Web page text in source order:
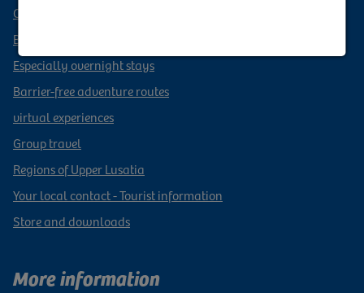
Camping & Caravanning
Book leisure experiences
Especially overnight stays
Barrier-free adventure routes
virtual experiences
Group travel
Regions of Upper Lusatia
Your local contact - Tourist information
Store and downloads
More information